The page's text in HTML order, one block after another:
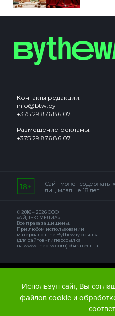
Контакты редакции:
info@btw.by
+375 29 876 86 07
Размещение рекламы:
+375 29 876 86 07
Сайт может содержать
лиц младше 18 лет.
© 2016 – 2026 ООО
«АЙДЬЮ МЕДИА».
Все права защищены.
При любом использовании
материалов The Bytheway ссылка
(для сайтов - гиперссылка
на www.thebtw.com) обязательна.
Используя сайт, Вы
файлов cookie и